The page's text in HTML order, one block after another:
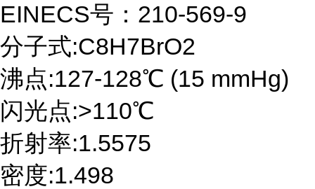
EINECS号：210-569-9
分子式:C8H7BrO2
沸点:127-128℃ (15 mmHg)
闪光点:>110℃
折射率:1.5575
密度:1.498